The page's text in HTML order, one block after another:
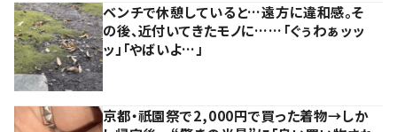
ベンチで休憩していると…遠方に違和感。そ
の後、近付いてきたモノに……「ぐぅわぁッッ
ッ」「やばいよ…」
京都・祇園祭で2,000円で買った着物→しか